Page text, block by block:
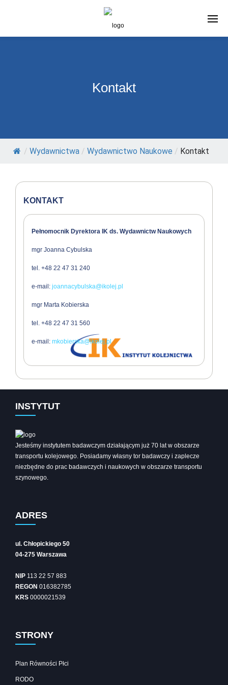
Kontakt
/ Wydawnictwa / Wydawnictwo Naukowe / Kontakt
KONTAKT
Pełnomocnik Dyrektora IK ds. Wydawnictw Naukowych
mgr Joanna Cybulska
tel. +48 22 47 31 240
e-mail: joannacybulska@ikolej.pl
mgr Marta Kobierska
tel. +48 22 47 31 560
e-mail: mkobierska@ikolej.pl
INSTYTUT
Jesteśmy instytutem badawczym działającym już 70 lat w obszarze
transportu kolejowego. Posiadamy własny tor badawczy i zaplecze
niezbędne do prac badawczych i naukowych w obszarze transportu
szynowego.
ADRES
ul. Chłopickiego 50
04-275 Warszawa
NIP 113 22 57 883
REGON 016382785
KRS 0000021539
STRONY
Plan Równości Płci
RODO